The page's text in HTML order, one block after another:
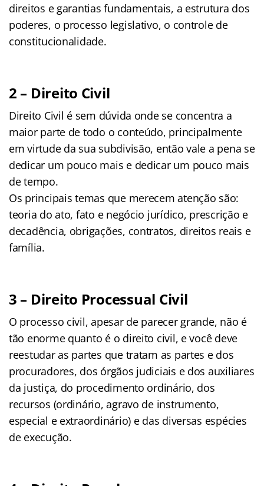
direitos e garantias fundamentais, a estrutura dos
poderes, o processo legislativo, o controle de
constitucionalidade.
2 – Direito Civil
Direito Civil é sem dúvida onde se concentra a
maior parte de todo o conteúdo, principalmente
em virtude da sua subdivisão, então vale a pena se
dedicar um pouco mais e dedicar um pouco mais
de tempo.
Os principais temas que merecem atenção são:
teoria do ato, fato e negócio jurídico, prescrição e
decadência, obrigações, contratos, direitos reais e
família.
3 – Direito Processual Civil
O processo civil, apesar de parecer grande, não é
tão enorme quanto é o direito civil, e você deve
reestudar as partes que tratam as partes e dos
procuradores, dos órgãos judiciais e dos auxiliares
da justiça, do procedimento ordinário, dos
recursos (ordinário, agravo de instrumento,
especial e extraordinário) e das diversas espécies
de execução.